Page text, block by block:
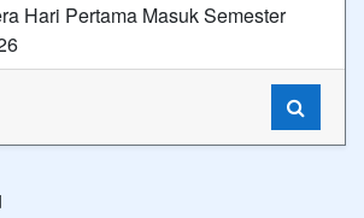
Hari Pertama Masuk Semester